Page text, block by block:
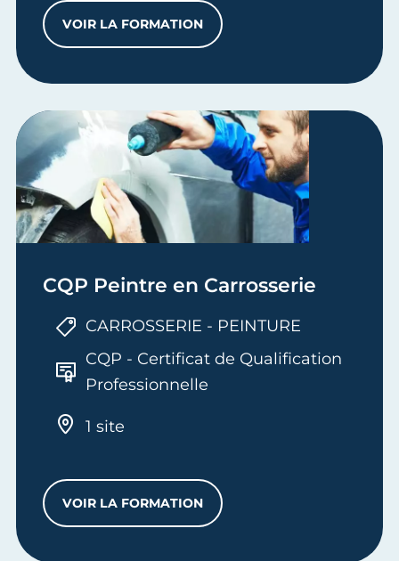
VOIR LA FORMATIONTP CARROSSIER RÉPARATEUR
CQP Peintre en Carrosserie
CARROSSERIE - PEINTURE
CQP - Certificat de Qualification
Professionnelle
1 site
VOIR LA FORMATIONCQP PEINTRE EN CARROSSERIE